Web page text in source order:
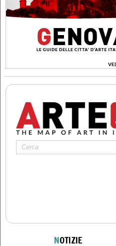
>
NOTIZIE